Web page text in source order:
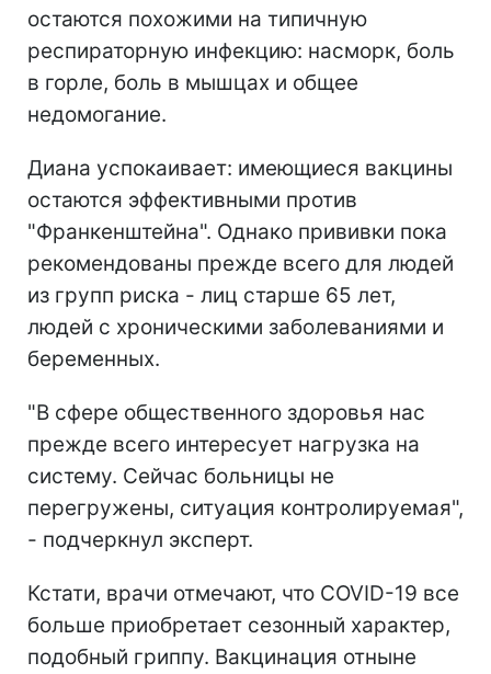
остаются похожими на типичную
респираторную инфекцию: насморк, боль
в горле, боль в мышцах и общее
недомогание.
Диана успокаивает: имеющиеся вакцины
остаются эффективными против
"Франкенштейна". Однако прививки пока
рекомендованы прежде всего для людей
из групп риска - лиц старше 65 лет,
людей с хроническими заболеваниями и
беременных.
"В сфере общественного здоровья нас
прежде всего интересует нагрузка на
систему. Сейчас больницы не
перегружены, ситуация контролируемая",
- подчеркнул эксперт.
Кстати, врачи отмечают, что COVID-19 все
больше приобретает сезонный характер,
подобный гриппу. Вакцинация отныне